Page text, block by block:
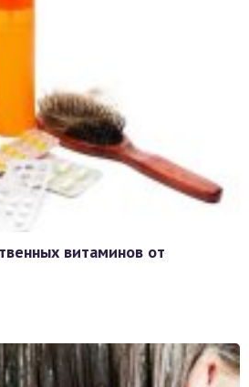
витаминов от